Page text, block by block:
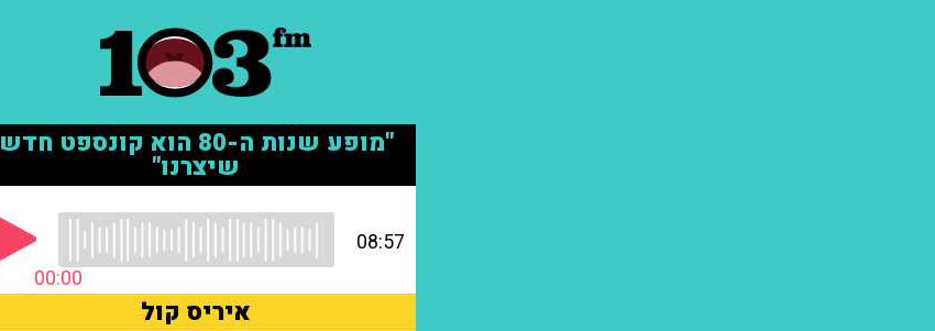
"מופע שנות ה-80 הוא קונספט חדש
שיצרנו"
00:00
08:57
איריס קול